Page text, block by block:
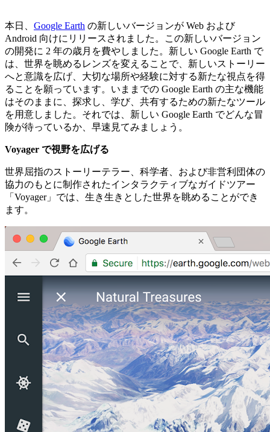
本日、 Google Earth の新しいバージョンが Web および
Android 向けにリリースされました。この新しいバージョン
の開発に 2 年の歳月を費やしました。新しい Google Earth で
は、世界を眺めるレンズを変えることで、新しいストーリー
へと意識を広げ、大切な場所や経験に対する新たな視点を得
ることを願っています。いままでの Google Earth の主な機能
はそのままに、探求し、学び、共有するための新たなツール
を用意しました。それでは、新しい Google Earth でどんな冒
険が待っているか、早速見てみましょう。
Voyager で視野を広げる
世界屈指のストーリーテラー、科学者、および非営利団体の
協力のもとに制作されたインタラクティブなガイドツアー
「Voyager」では、生き生きとした世界を眺めることができ
ます。